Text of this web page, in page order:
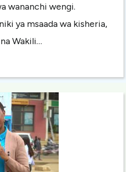
wananchi wengi.
ya msaada wa kisheria,
Wakili…